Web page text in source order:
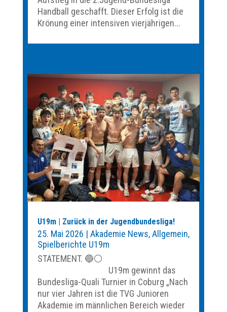
Handball geschafft. Dieser Erfolg ist die
Krönung einer intensiven vierjährigen...
U19m | Zurück in der Jugendbundesliga!
25. Mai 2026 | Akademie News,Allgemein,
Spielberichte U19m
STATEMENT. 🔵⚪️
U19m gewinnt das
Bundesliga-Quali Turnier in Coburg „Nach
nur vier Jahren ist die TVG Junioren
Akademie im männlichen Bereich wieder